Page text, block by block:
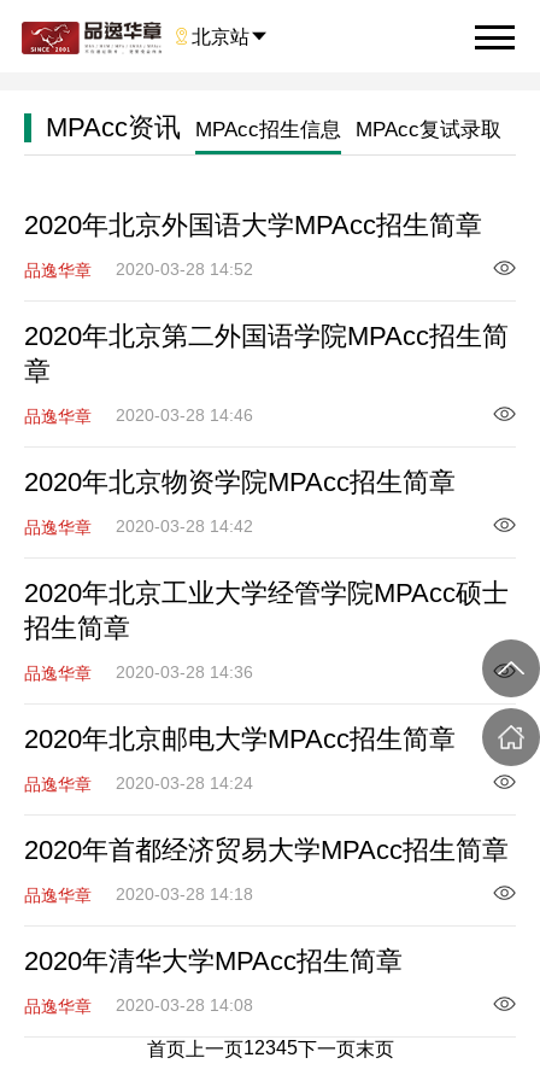
 北京站
MPAcc资讯 MPAcc招生信息 MPAcc复试录取
2020年北京外国语大学MPAcc招生简章
品逸华章 2020-03-28 14:52
2020年北京第二外国语学院MPAcc招生简
章
品逸华章 2020-03-28 14:46
2020年北京物资学院MPAcc招生简章
品逸华章 2020-03-28 14:42
2020年北京工业大学经管学院MPAcc硕士
招生简章
品逸华章 2020-03-28 14:36
2020年北京邮电大学MPAcc招生简章
品逸华章 2020-03-28 14:24
2020年首都经济贸易大学MPAcc招生简章
品逸华章 2020-03-28 14:18
2020年清华大学MPAcc招生简章
品逸华章 2020-03-28 14:08
首页上一页12345下一页末页